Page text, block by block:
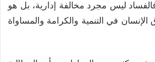
ليس مجرد مخالفة إدارية، بل هو
الإنسان في التنمية والكرامة والمساواة